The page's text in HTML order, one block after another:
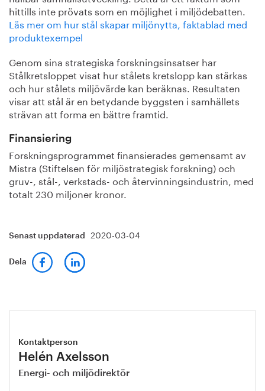
hittills inte prövats som en möjlighet i miljödebatten.
Läs mer om hur stål skapar miljönytta, faktablad med
produktexempel
Genom sina strategiska forskningsinsatser har
Stålkretsloppet visat hur stålets kretslopp kan stärkas
och hur stålets miljövärde kan beräknas. Resultaten
visar att stål är en betydande byggsten i samhällets
strävan att forma en bättre framtid.
Finansiering
Forskningsprogrammet finansierades gemensamt av
Mistra (Stiftelsen för miljöstrategisk forskning) och
gruv-, stål-, verkstads- och återvinningsindustrin, med
totalt 230 miljoner kronor.
Senast uppdaterad 2020-03-04
Dela
Kontaktperson
Helén Axelsson
Energi- och miljödirektör